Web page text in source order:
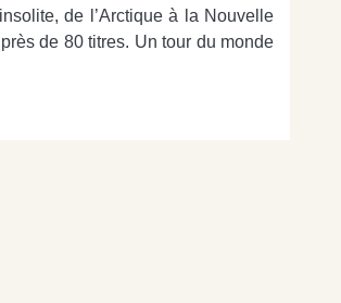
de l’Arctique à la Nouvelle
de 80 titres. Un tour du monde